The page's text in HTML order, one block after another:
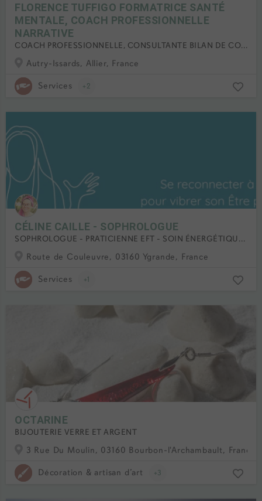
FLORENCE TUFFIGO FORMATRICE SANTÉ
MENTALE, COACH PROFESSIONNELLE
NARRATIVE
COACH PROFESSIONNELLE, CONSULTANTE BILAN DE COMPÉTENCES, FORMATRICE ACCRÉDITÉE PSSM FRANCE
Autry-Issards, Allier, France
Services +2
CÉLINE CAILLE - SOPHROLOGUE
SOPHROLOGUE - PRATICIENNE EFT - SOIN ÉNERGÉTIQUE LAHOCHI
Route de Couleuvre, 03160 Ygrande, France
Services +1
OCTARINE
BIJOUTERIE VERRE ET ARGENT
3 Rue Du Moulin, 03160 Bourbon-l'Archambault, France
Décoration & artisan d’art +3